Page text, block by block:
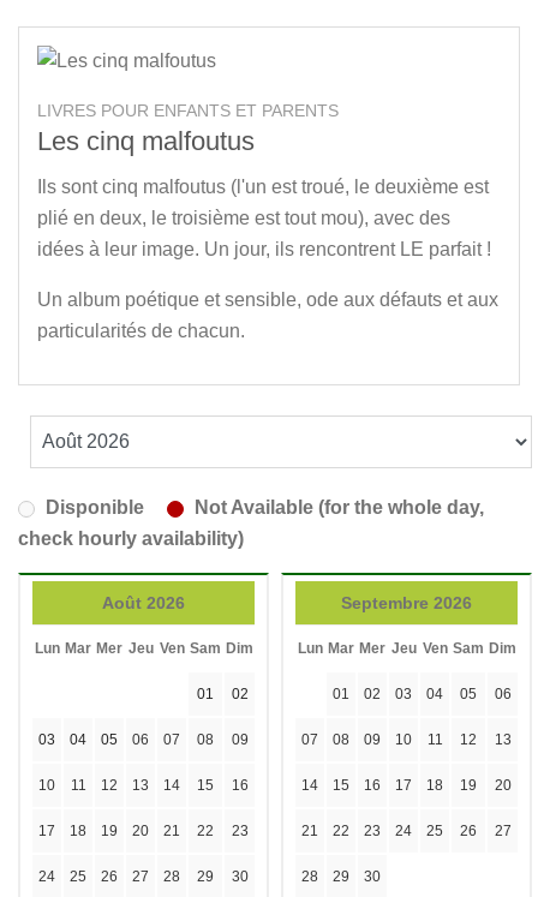
LIVRES POUR ENFANTS ET PARENTS
Les cinq malfoutus
Ils sont cinq malfoutus (l'un est troué, le deuxième est
plié en deux, le troisième est tout mou), avec des
idées à leur image. Un jour, ils rencontrent LE parfait !
Un album poétique et sensible, ode aux défauts et aux
particularités de chacun.
Disponible
Not Available (for the whole day,
check hourly availability)
Août 2026
Lun Mar Mer Jeu Ven Sam Dim
01 02
03 04 05 06 07 08 09
10 11 12 13 14 15 16
17 18 19 20 21 22 23
24 25 26 27 28 29 30
Septembre 2026
Lun Mar Mer Jeu Ven Sam Dim
01 02 03 04 05 06
07 08 09 10 11 12 13
14 15 16 17 18 19 20
21 22 23 24 25 26 27
28 29 30